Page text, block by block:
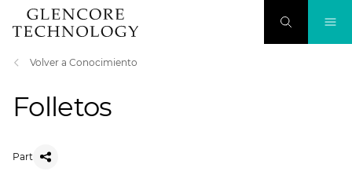
Volver a Conocimiento
Folletos
Part